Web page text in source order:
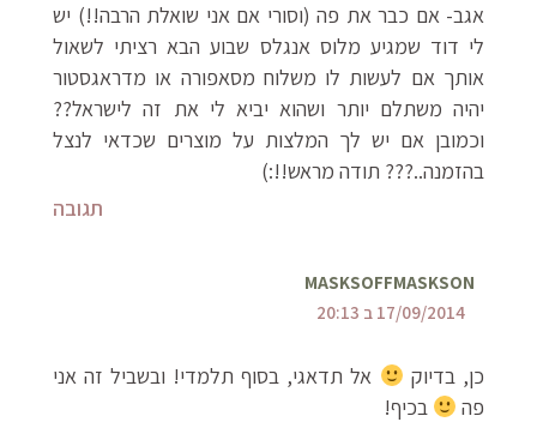
אגב- אם כבר את פה (וסורי אם אני שואלת הרבה!!) יש
לי דוד שמגיע מלוס אנגלס שבוע הבא רציתי לשאול
אותך אם לעשות לו משלוח מסאפורה או מדראגסטור
יהיה משתלם יותר ושהוא יביא לי את זה לישראל??
וכמובן אם יש לך המלצות על מוצרים שכדאי לנצל
בהזמנה..??? תודה מראש!!:)
תגובה
MASKSOFFMASKSON
17/09/2014 ב 20:13
כן, בדיוק
אל תדאגי, בסוף תלמדי! ובשביל זה אני
פה
בכיף!